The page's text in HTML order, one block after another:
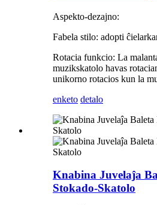
Aspekto-dezajno:
Fabela stilo: adopti
Rotacia funkcio: La
muzikskatolo havas
unikorno rotacios kun la
enketo detalo
Knabina Juvelaĵa
Stokado-Skatolo